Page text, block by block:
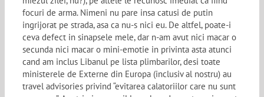
focuri de arma. Nimeni nu pare insa catusi de putin
ingrijorat pe strada, asa ca nu-s nici eu. De altfel, poate-i
ceva defect in sinapsele mele, dar n-am avut nici macar o
secunda nici macar o mini-emotie in privinta asta atunci
cand am inclus Libanul pe lista plimbarilor, desi toate
ministerele de Externe din Europa (inclusiv al nostru) au
travel advisories privind “evitarea calatoriilor care nu sunt